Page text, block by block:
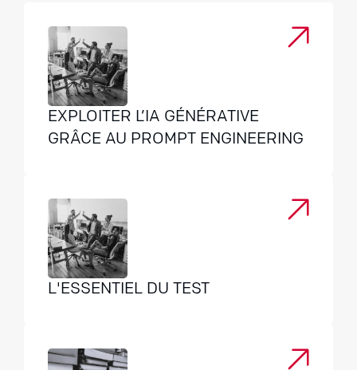
EXPLOITER L’IA GÉNÉRATIVE
GRÂCE AU PROMPT ENGINEERING
L'ESSENTIEL DU TEST